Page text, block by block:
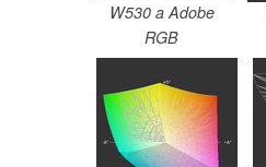
W530 a Adobe
RGB